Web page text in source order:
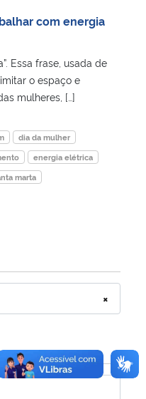
Humanoscom energia
Essa frase, usada de
o espaço e
mulheres, […]
dia da mulher
energia elétrica
marta
×